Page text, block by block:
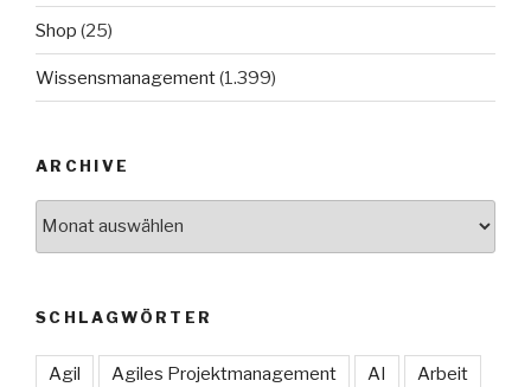
Shop (25)
Wissensmanagement(1.399)
ARCHIVE
SCHLAGWÖRTER
Agil Agiles Projektmanagement AI Arbeit